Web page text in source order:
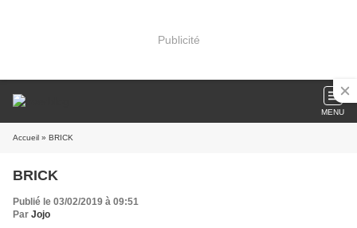
Publicité
MENU
Accueil » BRICK
BRICK
Publié le 03/02/2019 à 09:51
Par Jojo